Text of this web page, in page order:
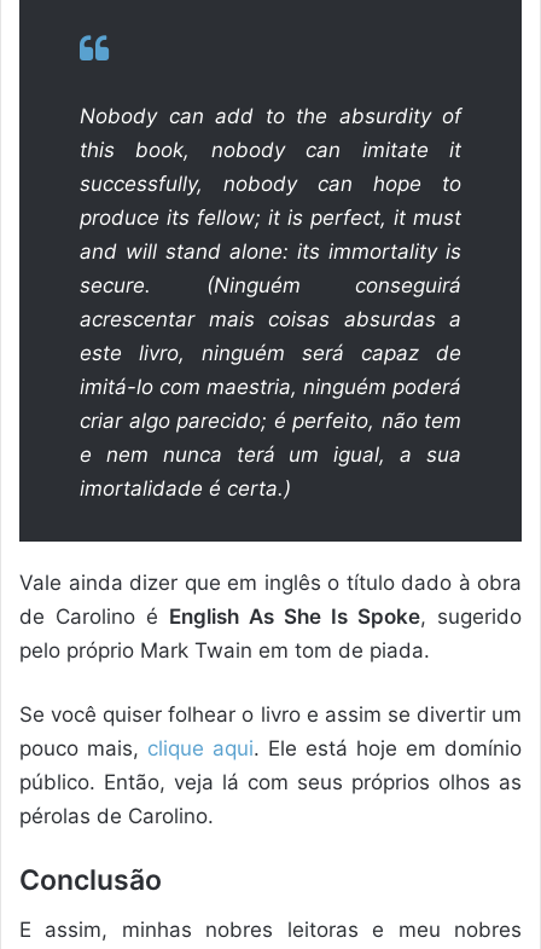
Nobody can add to the absurdity of
this book, nobody can imitate it
successfully, nobody can hope to
produce its fellow; it is perfect, it must
and will stand alone: its immortality is
secure. (Ninguém conseguirá
acrescentar mais coisas absurdas a
este livro, ninguém será capaz de
imitá-lo com maestria, ninguém poderá
criar algo parecido; é perfeito, não tem
e nem nunca terá um igual, a sua
imortalidade é certa.)
Vale ainda dizer que em inglês o título dado à obra
de Carolino é English As She Is Spoke, sugerido
pelo próprio Mark Twain em tom de piada.
Se você quiser folhear o livro e assim se divertir um
pouco mais, clique aqui. Ele está hoje em domínio
público. Então, veja lá com seus próprios olhos as
pérolas de Carolino.
Conclusão
E assim, minhas nobres leitoras e meu nobres